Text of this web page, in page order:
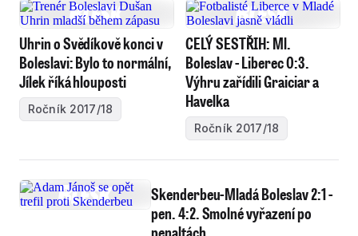
Uhrin o Svědíkově konci v
Boleslavi: Bylo to normální,
Jílek říká hlouposti
Ročník 2017/18
CELÝ SESTŘIH: Ml.
Boleslav - Liberec 0:3.
Výhru zařídili Graiciar a
Havelka
Ročník 2017/18
Skenderbeu-Mladá Boleslav 2:1 -
pen. 4:2. Smolné vyřazení po